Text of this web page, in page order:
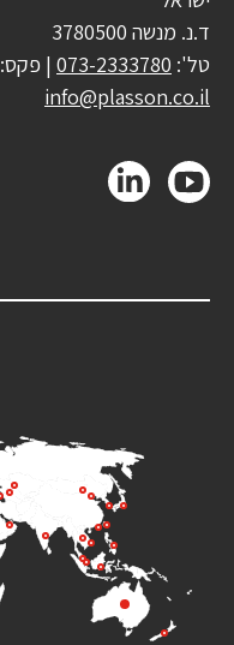
ד.נ. מנשה 3780500
טל': 073-2333780 | פקס:
info@plasson.co.il